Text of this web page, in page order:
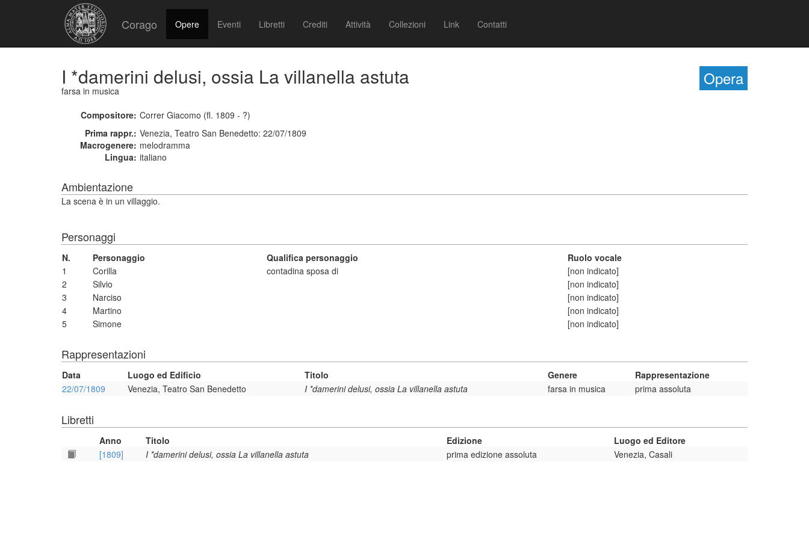
Corago Opere Eventi Libretti Crediti Attività Collezioni Link Contatti
Opera
I *damerini delusi, ossia La villanella astuta
farsa in musica
Compositore: Correr Giacomo (fl. 1809 - ?)
Prima rappr.: Venezia, Teatro San Benedetto: 22/07/1809
Macrogenere: melodramma
Lingua: italiano
Ambientazione
La scena è in un villaggio.
Personaggi
N. Personaggio Qualifica personaggio
Ruolo vocale
1
Corilla contadina sposa di
[non indicato]
2
Silvio
[non indicato]
3
Narciso
[non indicato]
4
Martino
[non indicato]
5
Simone [non indicato]
Rappresentazioni
Data Luogo ed Edificio Titolo Genere
Rappresentazione
22/07/1809
Venezia, Teatro San Benedetto I *damerini delusi, ossia La villanella astuta farsa in musica prima assoluta
Libretti
Anno Titolo Edizione
Luogo ed Editore
[1809]
I *damerini delusi, ossia La villanella astuta prima edizione assoluta Venezia, Casali